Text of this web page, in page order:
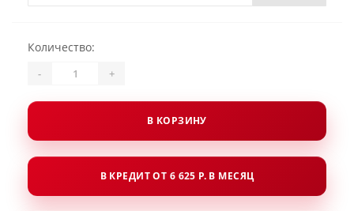
Количество:
- +
В КОРЗИНУ
В КРЕДИТ ОТ 6 625 Р. В МЕСЯЦ